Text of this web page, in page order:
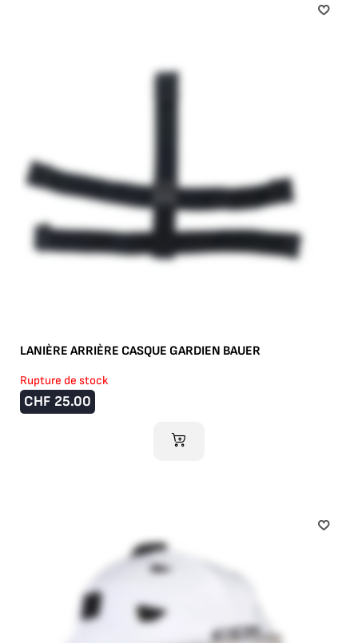
LANIÈRE ARRIÈRE CASQUE GARDIEN BAUER
Rupture de stock
CHF 25.00
AJOUTER AU PANIER